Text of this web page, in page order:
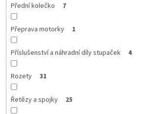
Přední kolečko 7
Přeprava motorky 1
Příslušenství a náhradní díly stupaček 4
Rozety 31
Řetězy a spojky 25